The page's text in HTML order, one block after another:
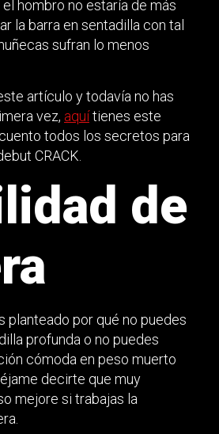
hombro no estaría de más
la barra en sentadilla con tal
sufran lo menos
artículo y todavía no has
vez, aquítienes este
todos los secretos para
CRACK.
de
planteado por qué no puedes
profunda o no puedes
cómoda en peso muerto
decirte que muy
mejore si trabajas la